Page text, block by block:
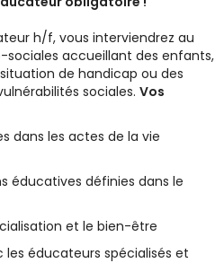
h/f, vous interviendrez au
accueillant des enfants,
de handicap ou des
sociales. Vos
dans les actes de la vie
éducatives définies dans le
et le bien-être
éducateurs spécialisés et